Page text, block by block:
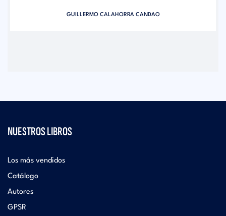
GUILLERMO CALAHORRA CANDAO
NUESTROS LIBROS
Los más vendidos
Catálogo
Autores
GPSR